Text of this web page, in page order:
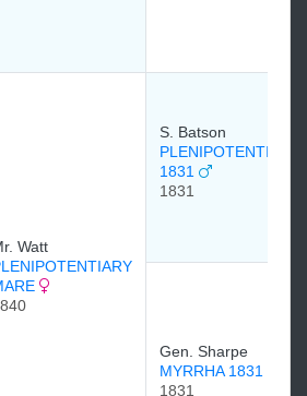
Watt
S. Batson
PLENIPOTENTIARY
1831
1831
Gen. Sharpe
MYRRHA 1831
1831